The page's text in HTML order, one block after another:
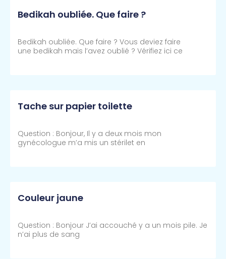
Bedikah oubliée. Que faire ?
Bedikah oubliée. Que faire ? Vous deviez faire
une bedikah mais l’avez oublié ? Vérifiez ici ce
Tache sur papier toilette
Question : Bonjour, Il y a deux mois mon
gynécologue m’a mis un stérilet en
Couleur jaune
Question : Bonjour J’ai accouché y a un mois pile. Je
n’ai plus de sang